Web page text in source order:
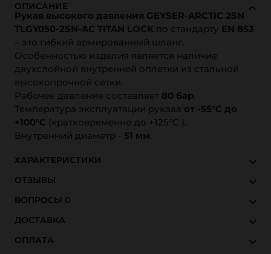
ОПИСАНИЕ
Рукав высокого давления GEYSER-ARCTIC 2SN
TLGY050-2SN-AC TITAN LOCK по стандарту EN 853
– это гибкий армированный шланг.
Особенностью изделия является наличие
двухслойной внутренней оплетки из стальной
высокопрочной сетки.
Рабочее давление составляет 80 бар.
Температура эксплуатации рукава от -55°С до
+100°С (кратковременно до +125°С ).
Внутренний диаметр - 51 мм.
ХАРАКТЕРИСТИКИ
ОТЗЫВЫ
ВОПРОСЫ 0
ДОСТАВКА
ОПЛАТА